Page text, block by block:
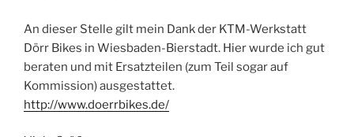
An dieser Stelle gilt mein Dank der KTM-Werkstatt
Dörr Bikes in Wiesbaden-Bierstadt. Hier wurde ich gut
beraten und mit Ersatzteilen (zum Teil sogar auf
Kommission) ausgestattet.
http://www.doerrbikes.de/